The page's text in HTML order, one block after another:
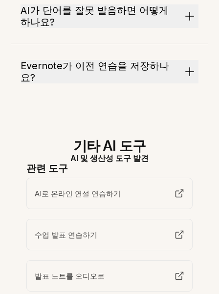
AI가 단어를 잘못 발음하면 어떻게
하나요?
Evernote가 이전 연습을 저장하나
요?
기타 AI 도구
AI 및 생산성 도구 발견
관련 도구
AI로 온라인 연설 연습하기
수업 발표 연습하기
발표 노트를 오디오로